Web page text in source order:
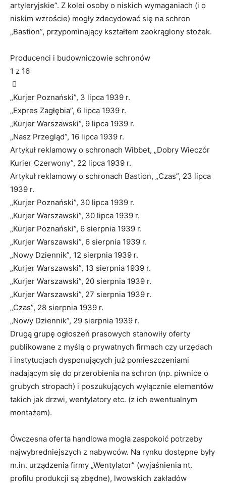
artyleryjskie”. Z kolei osoby o niskich wymaganiach (i o
niskim wzroście) mogły zdecydować się na schron
„Bastion”, przypominający kształtem zaokrąglony stożek.
Producenci i budowniczowie schronów
1 z 16
„Kurjer Poznański”, 3 lipca 1939 r.
„Expres Zagłębia”, 6 lipca 1939 r.
„Kurjer Warszawski”, 9 lipca 1939 r.
„Nasz Przegląd”, 16 lipca 1939 r.
Artykuł reklamowy o schronach Wibbet, „Dobry Wieczór
Kurier Czerwony”, 22 lipca 1939 r.
Artykuł reklamowy o schronach Bastion, „Czas”, 23 lipca
1939 r.
„Kurjer Poznański”, 30 lipca 1939 r.
„Kurjer Warszawski”, 30 lipca 1939 r.
„Kurjer Poznański”, 6 sierpnia 1939 r.
„Kurjer Warszawski”, 6 sierpnia 1939 r.
„Nowy Dziennik”, 12 sierpnia 1939 r.
„Kurjer Warszawski”, 13 sierpnia 1939 r.
„Kurjer Warszawski”, 20 sierpnia 1939 r.
„Kurjer Warszawski”, 27 sierpnia 1939 r.
„Czas”, 28 sierpnia 1939 r.
„Nowy Dziennik”, 29 sierpnia 1939 r.
Drugą grupę ogłoszeń prasowych stanowiły oferty
publikowane z myślą o prywatnych firmach czy urzędach
i instytucjach dysponujących już pomieszczeniami
nadającym się do przerobienia na schron (np. piwnice o
grubych stropach) i poszukujących wyłącznie elementów
takich jak drzwi, wentylatory etc. (z ich ewentualnym
montażem).
Ówczesna oferta handlowa mogła zaspokoić potrzeby
najwybredniejszych z nabywców. Na rynku dostępne były
m.in. urządzenia firmy „Wentylator” (wyjaśnienia nt.
profilu produkcji są zbędne), lwowskich zakładów